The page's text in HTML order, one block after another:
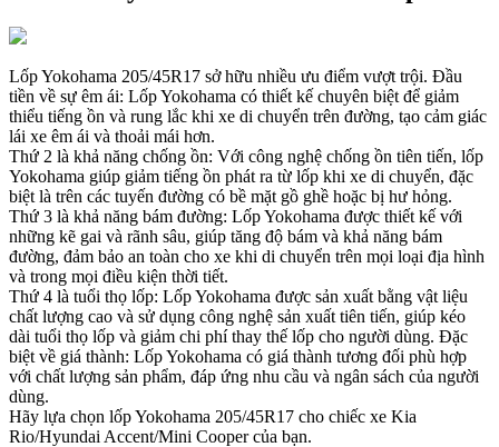
Lốp Yokohama 205/45R17 sở hữu nhiều ưu điểm vượt trội. Đầu
tiền về sự êm ái: Lốp Yokohama có thiết kế chuyên biệt để giảm
thiểu tiếng ồn và rung lắc khi xe di chuyển trên đường, tạo cảm giác
lái xe êm ái và thoải mái hơn.
Thứ 2 là khả năng chống ồn: Với công nghệ chống ồn tiên tiến, lốp
Yokohama giúp giảm tiếng ồn phát ra từ lốp khi xe di chuyển, đặc
biệt là trên các tuyến đường có bề mặt gồ ghề hoặc bị hư hỏng.
Thứ 3 là khả năng bám đường: Lốp Yokohama được thiết kế với
những kẽ gai và rãnh sâu, giúp tăng độ bám và khả năng bám
đường, đảm bảo an toàn cho xe khi di chuyển trên mọi loại địa hình
và trong mọi điều kiện thời tiết.
Thứ 4 là tuổi thọ lốp: Lốp Yokohama được sản xuất bằng vật liệu
chất lượng cao và sử dụng công nghệ sản xuất tiên tiến, giúp kéo
dài tuổi thọ lốp và giảm chi phí thay thế lốp cho người dùng. Đặc
biệt về giá thành: Lốp Yokohama có giá thành tương đối phù hợp
với chất lượng sản phẩm, đáp ứng nhu cầu và ngân sách của người
dùng.
Hãy lựa chọn lốp Yokohama 205/45R17 cho chiếc xe Kia
Rio/Hyundai Accent/Mini Cooper của bạn.